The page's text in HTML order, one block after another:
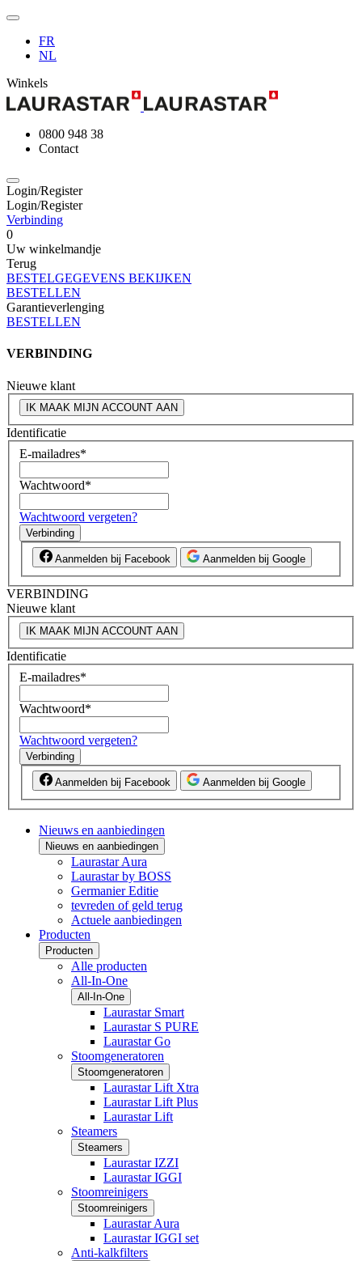
FR
NL
Winkels
0800 948 38
Contact
Login/Register
Login/Register
Verbinding
0
Uw winkelmandje
Terug
BESTELGEGEVENS BEKIJKEN
BESTELLEN
Garantieverlenging
BESTELLEN
VERBINDING
Nieuwe klant
IK MAAK MIJN ACCOUNT AAN
Identificatie
E-mailadres*
Wachtwoord*
Wachtwoord vergeten?
Verbinding
Aanmelden bij Facebook Aanmelden bij Google
VERBINDING
Nieuwe klant
IK MAAK MIJN ACCOUNT AAN
Identificatie
E-mailadres*
Wachtwoord*
Wachtwoord vergeten?
Verbinding
Aanmelden bij Facebook Aanmelden bij Google
Nieuws en aanbiedingen
Nieuws en aanbiedingen
Laurastar Aura
Laurastar by BOSS
Germanier Editie
tevreden of geld terug
Actuele aanbiedingen
Producten
Producten
Alle producten
All-In-One
All-In-One
Laurastar Smart
Laurastar S PURE
Laurastar Go
Stoomgeneratoren
Stoomgeneratoren
Laurastar Lift Xtra
Laurastar Lift Plus
Laurastar Lift
Steamers
Steamers
Laurastar IZZI
Laurastar IGGI
Stoomreinigers
Stoomreinigers
Laurastar Aura
Laurastar IGGI set
Anti-kalkfilters